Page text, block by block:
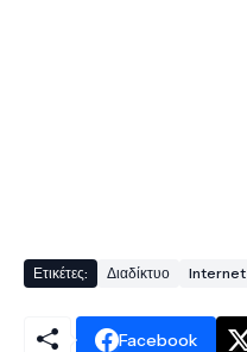
Ετικέτες: Διαδίκτυο Internet
Facebook